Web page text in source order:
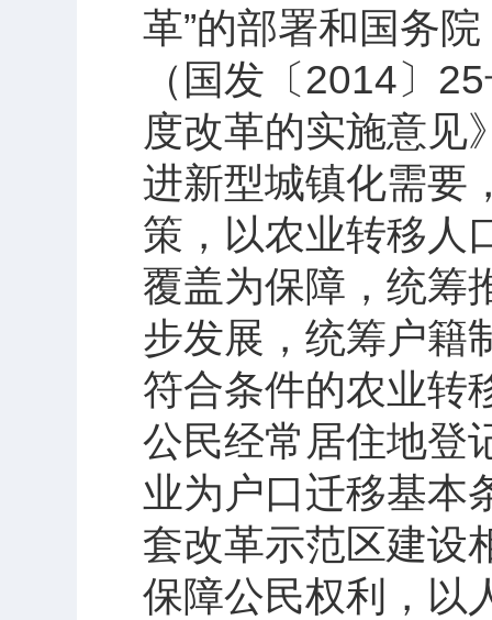
革”的部署和国务
（国发〔2014〕
度改革的实施意见
进新型城镇化需要
策，以农业转移人
覆盖为保障，统筹
步发展，统筹户籍
符合条件的农业转
公民经常居住地登
业为户口迁移基本
套改革示范区建设
保障公民权利，以